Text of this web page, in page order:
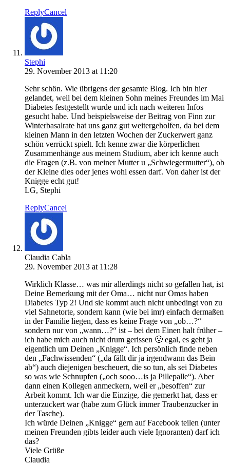
ReplyCancel
Stephi
29. November 2013 at 11:20
Sehr schön. Wie übrigens der gesamte Blog. Ich bin hier
gelandet, weil bei dem kleinen Sohn meines Freundes im Mai
Diabetes festgestellt wurde und ich nach weiteren Infos
gesucht habe. Und beispielsweise der Beitrag von Finn zur
Winterbasalrate hat uns ganz gut weitergeholfen, da bei dem
kleinen Mann in den letzten Wochen der Zuckerwert ganz
schön verrückt spielt. Ich kenne zwar die körperlichen
Zusammenhänge aus meinem Studium, aber ich kenne auch
die Fragen (z.B. von meiner Mutter u „Schwiegermutter“), ob
der Kleine dies oder jenes wohl essen darf. Von daher ist der
Knigge echt gut!
LG, Stephi
ReplyCancel
Claudia Cabla
29. November 2013 at 11:28
Wirklich Klasse… was mir allerdings nicht so gefallen hat, ist
Deine Bemerkung mit der Oma… nicht nur Omas haben
Diabetes Typ 2! Und sie kommt auch nicht unbedingt von zu
viel Sahnetorte, sondern kann (wie bei imr) einfach dermaßen
in der Familie liegen, dass es keine Frage von „ob…?“
sondern nur von „wann…?“ ist – bei dem Einen halt früher –
ich habe mich auch nicht drum gerissen 🙁 egal, es geht ja
eigentlich um Deinen „Knigge“. Ich persönlich finde neben
den „Fachwissenden“ („da fällt dir ja irgendwann das Bein
ab“) auch diejenigen bescheuert, die so tun, als sei Diabetes
so was wie Schnupfen („och sooo…is ja Pillepalle“). Aber
dann einen Kollegen anmeckern, weil er „besoffen“ zur
Arbeit kommt. Ich war die Einzige, die gemerkt hat, dass er
unterzuckert war (habe zum Glück immer Traubenzucker in
der Tasche).
Ich würde Deinen „Knigge“ gern auf Facebook teilen (unter
meinen Freunden gibts leider auch viele Ignoranten) darf ich
das?
Viele Grüße
Claudia